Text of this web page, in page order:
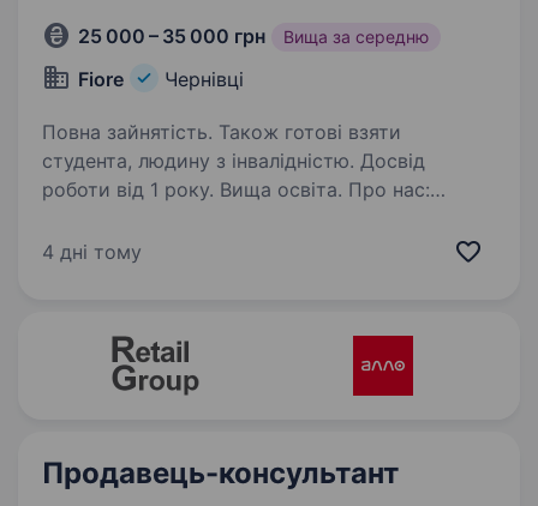
25 000 – 35 000 грн Вища за середню
Fiore Чернівці
Повна зайнятість. Також готові взяти
студента, людину з інвалідністю. Досвід
роботи від 1 року. Вища освіта. Про нас:
побутової техніки.
основна спеціалізація — це вбудована техніка
4 дні тому
Продавець-консультант